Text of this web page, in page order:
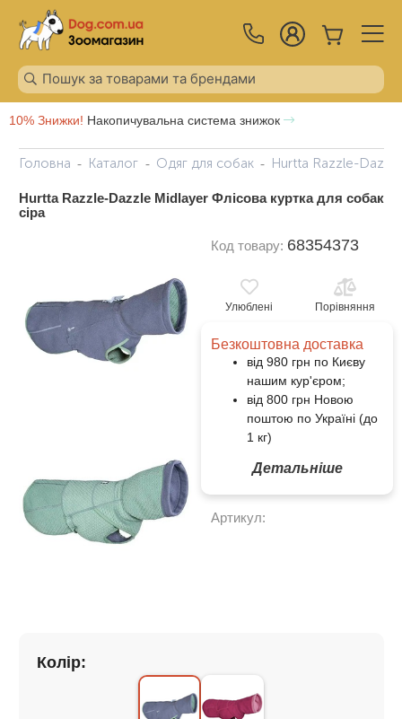
10% Знижки! Накопичувальна система знижок
Головна Каталог Одяг для собак Hurtta Razzle-
Hurtta Razzle-Dazzle Midlayer Флісова куртка для собак
сіра
Код товару: 68354373
Улюблені Порівняння
Безкоштовна доставка
від 980 грн по Києву
нашим кур'єром;
від 800 грн Новою
поштою по Україні (до
1 кг)
Детальніше
Артикул:
Колір: